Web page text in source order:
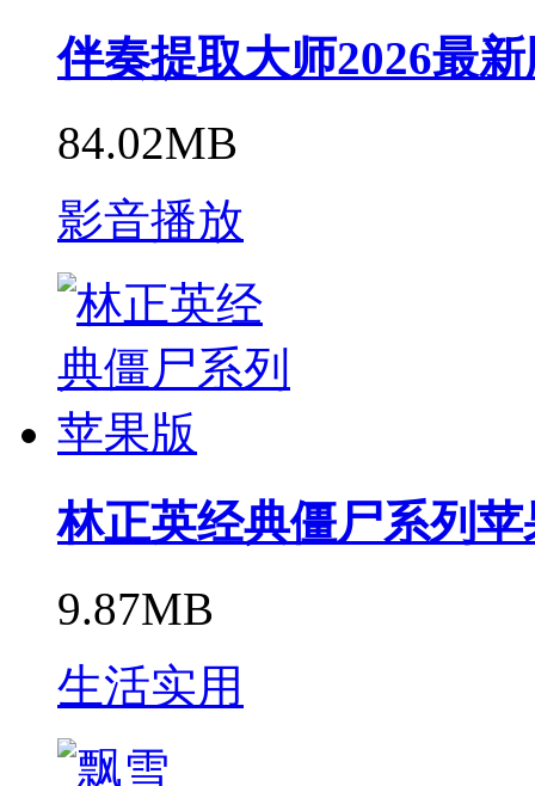
伴奏提取大师2026最
84.02MB
影音播放
林正英经典僵尸系列苹
9.87MB
生活实用